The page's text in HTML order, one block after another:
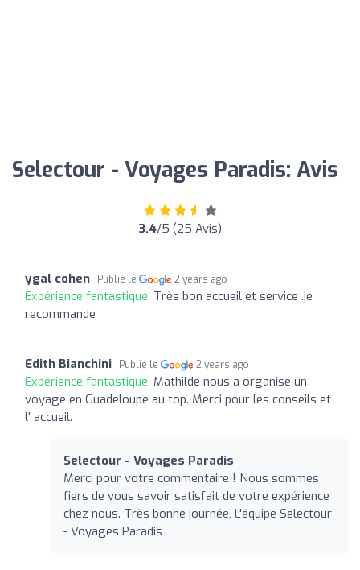
Selectour - Voyages Paradis: Avis
3.4/5 (25 Avis)
ygal cohen Publié le 2 years ago
Expérience fantastique: Très bon accueil et service .je
recommande
Edith Bianchini Publié le 2 years ago
Expérience fantastique: Mathilde nous a organisé un
voyage en Guadeloupe au top. Merci pour les conseils et
l' accueil.
Selectour - Voyages Paradis
Merci pour votre commentaire ! Nous sommes
fiers de vous savoir satisfait de votre expérience
chez nous. Très bonne journée, L'équipe Selectour
- Voyages Paradis